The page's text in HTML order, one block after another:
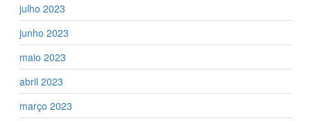
julho 2023
junho 2023
maio 2023
abril 2023
março 2023